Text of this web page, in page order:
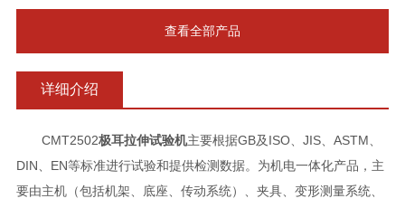
查看全部产品
详细介绍
CMT2502极耳拉伸试验机主要根据GB及ISO、JIS、ASTM、
DIN、EN等标准进行试验和提供检测数据。为机电一体化产品，主
要由主机（包括机架、底座、传动系统）、夹具、变形测量系统、